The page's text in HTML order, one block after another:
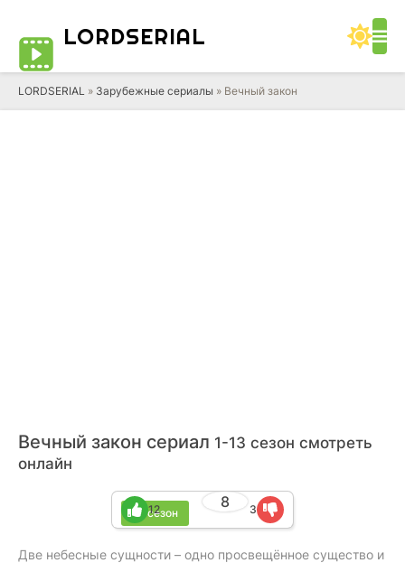
LORDSERIAL
LORDSERIAL » Зарубежные сериалы » Вечный закон
Вечный закон сериал 1-13 сезон смотреть
онлайн
13 сезон
8
12 3
Две небесные сущности – одно просвещённое существо и